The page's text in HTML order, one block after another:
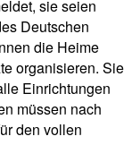
sie seien
Deutschen
die Heime
organisieren. Sie
Einrichtungen
müssen nach
den vollen